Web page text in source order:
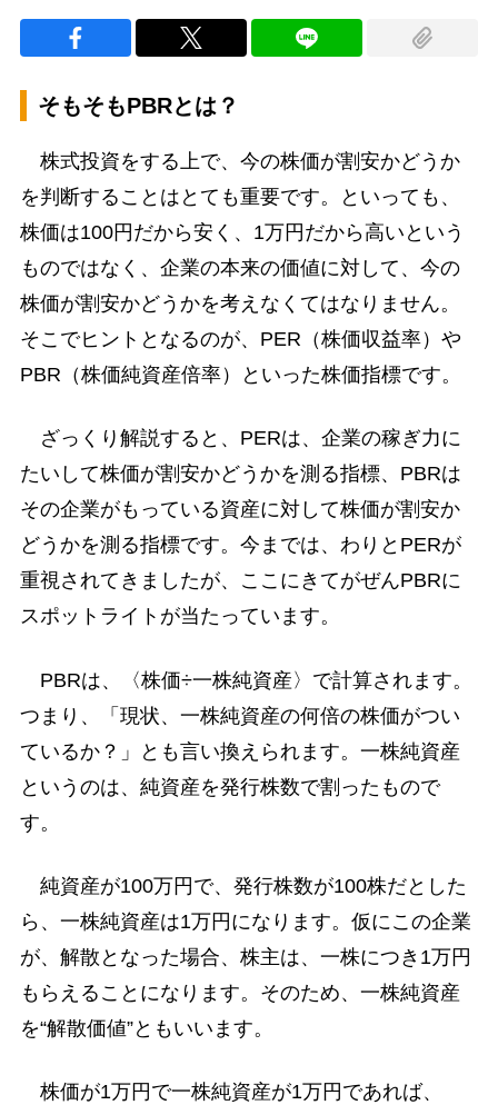
そもそもPBRとは？
株式投資をする上で、今の株価が割安かどうか
を判断することはとても重要です。といっても、
株価は100円だから安く、1万円だから高いという
ものではなく、企業の本来の価値に対して、今の
株価が割安かどうかを考えなくてはなりません。
そこでヒントとなるのが、PER（株価収益率）や
PBR（株価純資産倍率）といった株価指標です。
ざっくり解説すると、PERは、企業の稼ぎ力に
たいして株価が割安かどうかを測る指標、PBRは
その企業がもっている資産に対して株価が割安か
どうかを測る指標です。今までは、わりとPERが
重視されてきましたが、ここにきてがぜんPBRに
スポットライトが当たっています。
PBRは、〈株価÷一株純資産〉で計算されます。
つまり、「現状、一株純資産の何倍の株価がつい
ているか？」とも言い換えられます。一株純資産
というのは、純資産を発行株数で割ったもので
す。
純資産が100万円で、発行株数が100株だとした
ら、一株純資産は1万円になります。仮にこの企業
が、解散となった場合、株主は、一株につき1万円
もらえることになります。そのため、一株純資産
を“解散価値”ともいいます。
株価が1万円で一株純資産が1万円であれば、